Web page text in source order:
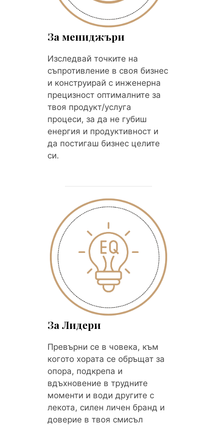
За мениджъри
Изследвай точките на
съпротивление в своя бизнес
и конструирай с инженерна
прецизност оптималните за
твоя продукт/услуга
процеси, за да не губиш
енергия и продуктивност и
да постигаш бизнес целите
си.
За Лидери
Превърни се в човека, към
когото хората се обръщат за
опора, подкрепа и
вдъхновение в трудните
моменти и води другите с
лекота, силен личен бранд и
доверие в твоя смисъл